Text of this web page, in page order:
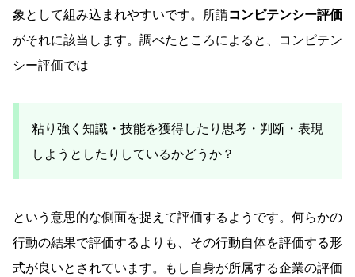
象として組み込まれやすいです。所謂コンピテンシー評価
がそれに該当します。調べたところによると、コンピテン
シー評価では
粘り強く知識・技能を獲得したり思考・判断・表現
しようとしたりしているかどうか？
という意思的な側面を捉えて評価するようです。何らかの
行動の結果で評価するよりも、その行動自体を評価する形
式が良いとされています。もし自身が所属する企業の評価